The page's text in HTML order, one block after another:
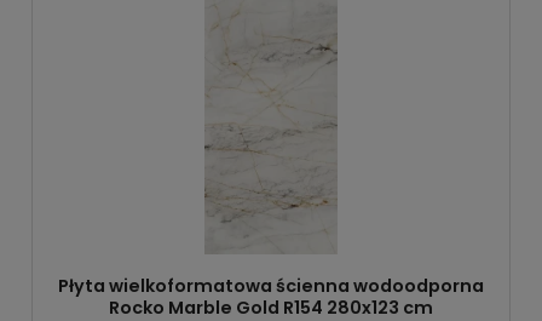
Płyta wielkoformatowa ścienna wodoodporna
Rocko Marble Gold R154 280x123 cm